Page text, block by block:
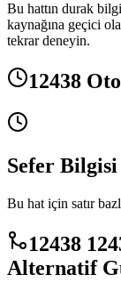
Bu hattın durak
kaynağına geçici
tekrar deneyin.
12438
Sefer Bilgisi
Bu hat için satır
12438
Alternatif